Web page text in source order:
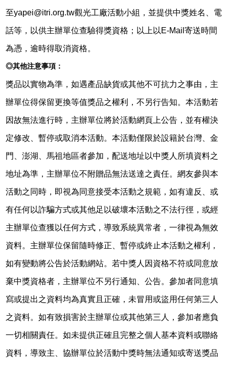
至yapei@itri.org.tw觀光工廠活動小組，並提供中獎姓名、電
話等，以供主辦單位查驗得獎資格；以上以E-Mail寄送時間
為憑，逾時得取消資格。
◎其他注意事項：
獎品以實物為準，如遇產品缺貨或其他不可抗力之事由，主
辦單位得保留更換等值獎品之權利，不另行告知。本活動若
因故無法進行時，主辦單位將於活動網頁上公告，並有權決
定修改、暫停或取消本活動。本活動僅限於設籍於台灣、金
門、澎湖、馬祖地區者參加，配送地址以中獎人所填資料之
地址為準，主辦單位不附贈品無法送達之責任。網友參與本
活動之同時，即視為同意接受本活動之規範，如有違反、或
有任何以詐騙方式或其他足以破壞本活動之不法行徑，或經
主辦單位查獲以任何方式，導致系統異常者，一律視為無效
資料。主辦單位保留隨時修正、暫停或終止本活動之權利，
如有變動將公告於活動網站。若中獎人因資格不符或同意放
棄中獎資格者，主辦單位不另行通知、公告。參加者同意填
寫或提出之資料均為真實且正確，未冒用或盜用任何第三人
之資料。如有致損害於主辦單位或其他第三人，參加者應負
一切相關責任。如未提供正確且完整之個人基本資料或聯絡
資料，導致主、協辦單位於活動中獎時無法通知或寄送獎品